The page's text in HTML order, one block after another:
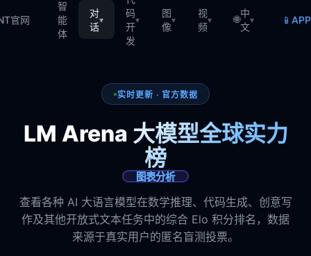
官网
智
能
体
对
话
▾
码
开
发
▾
图
像
▾
视
频
▾ 🌐
中
文
▾ 📱
实时更新 · 官方数据
LM Arena 大模型全球实力
榜
图表分析
查看各种 AI 大语言模型在数学推理、代码生成、创意写
作及其他开放式文本任务中的综合 Elo 积分排名，数据
来源于真实用户的匿名盲测投票。